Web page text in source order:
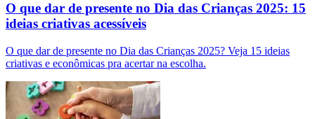
O que dar de presente no Dia das Crianças 2025: 15
ideias criativas acessíveis
O que dar de presente no Dia das Crianças 2025? Veja 15 ideias
criativas e econômicas pra acertar na escolha.